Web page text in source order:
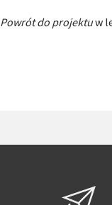
Powrót do projektuw